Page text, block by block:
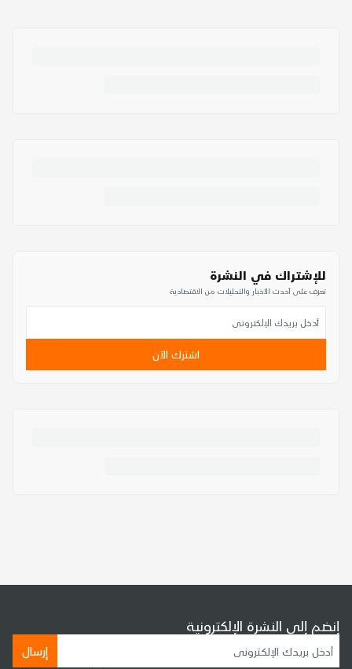
للإشتراك في النشرة
تعرف على أحدث الأخبار والتحليلات من الاقتصادية
اشترك الآن
إنضم إلى النشرة الإلكترونية
إرسال